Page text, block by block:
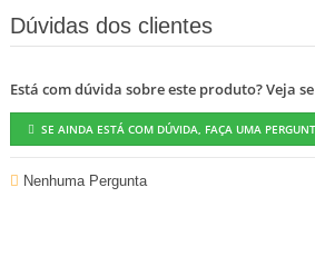
Dúvidas dos clientes
Está com dúvida sobre este produto? Veja
SE AINDA ESTÁ COM DÚVIDA, FAÇA UMA
Nenhuma Pergunta